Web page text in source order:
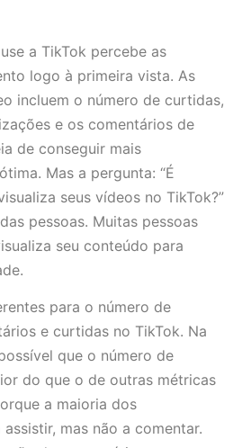
a TikTok percebe as
logo à primeira vista. As
incluem o número de curtidas,
e os comentários de
de conseguir mais
Mas a pergunta: “É
seus vídeos no TikTok?”
pessoas. Muitas pessoas
seu conteúdo para
para o número de
e curtidas no TikTok. Na
que o número de
do que o de outras métricas
a maioria dos
mas não a comentar.